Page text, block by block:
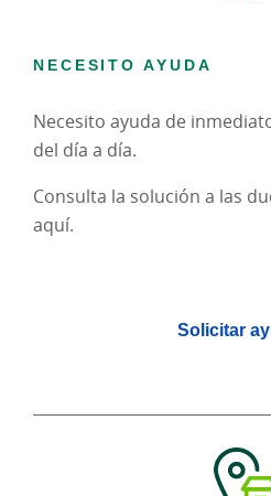
NECESITO AYUDA
Necesito ayuda de
del día a día.
Consulta la solución a las
aquí.
Solicitar